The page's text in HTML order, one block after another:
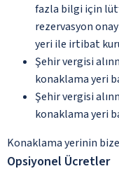
fazla bilgi için
rezervasyon
yeri ile irtibat
Şehir vergisi
konaklama yeri
Şehir vergisi
konaklama yeri
Konaklama yerinin
Opsiyonel Ücretler